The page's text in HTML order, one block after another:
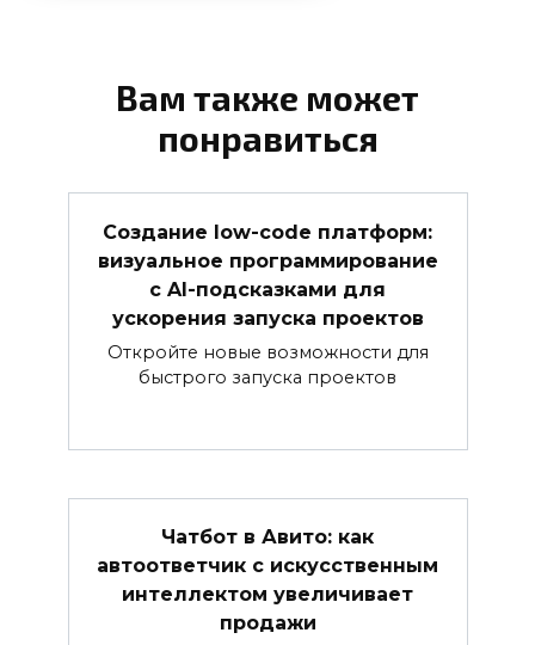
Вам также может
понравиться
Создание low-code платформ:
визуальное программирование
с AI-подсказками для
ускорения запуска проектов
Откройте новые возможности для
быстрого запуска проектов
Чатбот в Авито: как
автоответчик с искусственным
интеллектом увеличивает
продажи